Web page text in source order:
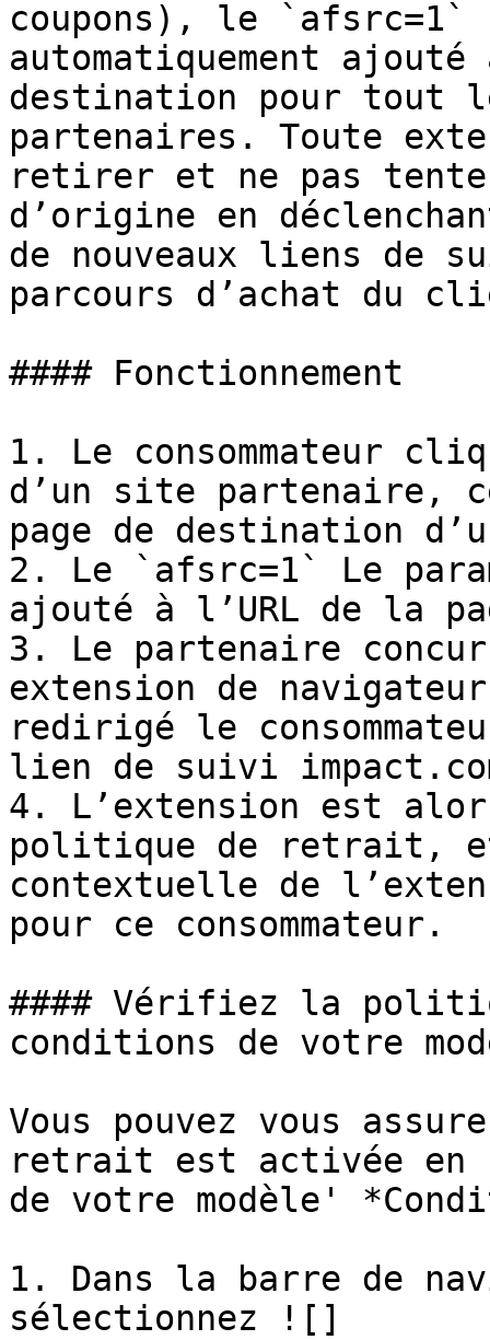
coupons), le `afsrc=1`
automatiquement
destination pour tout
partenaires. Toute
retirer et ne pas
d’origine en
de nouveaux liens de
parcours d’achat du
#### Fonctionnement
1. Le consommateur
d’un site partenaire,
page de destination
2. Le `afsrc=1` Le
ajouté à l’URL de la
3. Le partenaire
extension de
redirigé le
lien de suivi
4. L’extension est
politique de retrait,
contextuelle de
pour ce consommateur.
#### Vérifiez la
conditions de votre
Vous pouvez vous
retrait est activée en
de votre modèle'
1. Dans la barre de
sélectionnez ![]